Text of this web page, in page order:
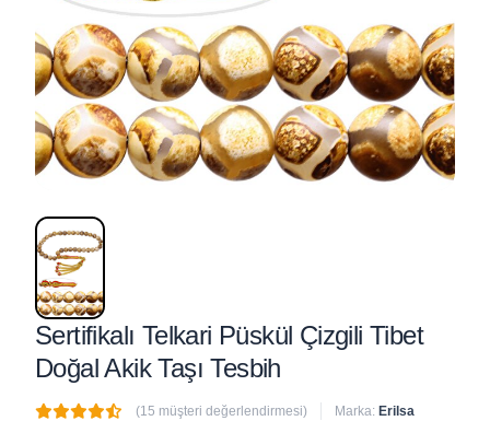
Sertifikalı Telkari Püskül Çizgili Tibet
Doğal Akik Taşı Tesbih
(15 müşteri değerlendirmesi) Marka: Erilsa